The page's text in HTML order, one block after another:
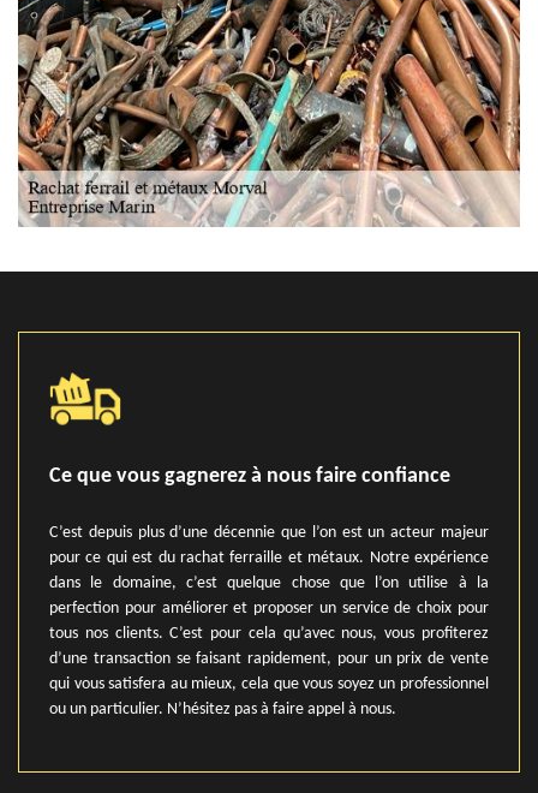
Ce que vous gagnerez à nous faire confiance
C’est depuis plus d’une décennie que l’on est un acteur majeur
pour ce qui est du rachat ferraille et métaux. Notre expérience
dans le domaine, c’est quelque chose que l’on utilise à la
perfection pour améliorer et proposer un service de choix pour
tous nos clients. C’est pour cela qu’avec nous, vous profiterez
d’une transaction se faisant rapidement, pour un prix de vente
qui vous satisfera au mieux, cela que vous soyez un professionnel
ou un particulier. N’hésitez pas à faire appel à nous.